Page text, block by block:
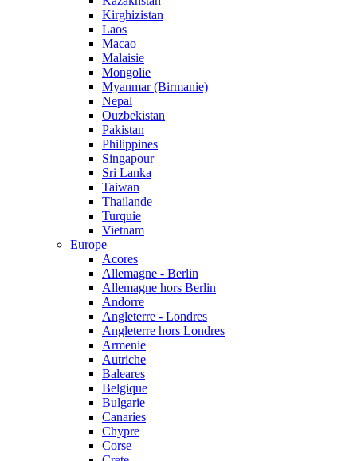
Kirghizistan
Laos
Macao
Malaisie
Mongolie
Myanmar (Birmanie)
Nepal
Ouzbekistan
Pakistan
Philippines
Singapour
Sri Lanka
Taiwan
Thailande
Turquie
Vietnam
Europe
Acores
Allemagne - Berlin
Allemagne hors Berlin
Andorre
Angleterre - Londres
Angleterre hors Londres
Armenie
Autriche
Baleares
Belgique
Bulgarie
Canaries
Chypre
Corse